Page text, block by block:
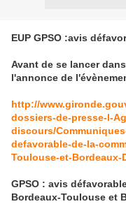
EUP GPSO :avis
Avant de se lancer
l'annonce de
http://
dossiers-de-presse-l-
discours/
defavorable-de-la-
Toulouse-et-Bordeaux-
GPSO : avis
Bordeaux-Toulouse et